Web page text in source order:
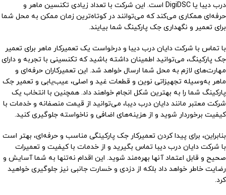
درب دیبا یا DigiDSC است. این شرکت با تعداد زیادی تکنسین ماهر و
حرفه‌ای همکاری می‌کند که می‌توانند در کوتاه‌ترین زمان ممکن به محل شما
برای تعمیر و نگهداری جک پارکینگ شما بیایند.
با تماس با شرکت دایان درب دیبا و درخواست یک تعمیرکار ماهر برای تعمیر
جک پارکینگ، می‌توانید اطمینان داشته باشید که تکنسینی با تجربه و دارای
مهارت‌های لازم به محل شما ارسال خواهد شد. این تعمیرکاران حرفه‌ای و
ماهر به‌وسیله تجهیزاتی نوین و قطعات غید و اصلی، عیب‌یابی و تعمیر جک
پارکینگ شما را به بهترین شکل انجام خواهند داد. همچنین با انتخاب یک
شرکت معتبر مانند دایان درب دیبا، می‌توانید از قیمت منصفانه و خدمات با
کیفیت برخوردار شوید و از هزینه‌های اضافی و ناخواسته جلوگیری کنید.
بنابراین، برای پیدا کردن تعمیرکار جک پارکینگی مناسب و حرفه‌ای، بهتر است
با شرکت دایان درب دیبا تماس بگیرید و از خدمات با کیفیت و تعمیرات
صحیح و قابل اعتماد آنها بهره‌مند شوید. این اقدام نه‌تنها به شما آسایش و
رضایت خاطر خواهد داد بلکه از دزدی و خسارت جانبی نیز جلوگیری خواهید
کرد.